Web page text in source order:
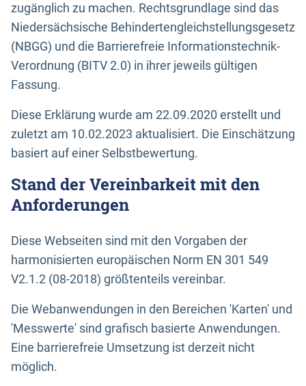
zugänglich zu machen. Rechtsgrundlage sind das
Niedersächsische Behindertengleichstellungsgesetz
(NBGG) und die Barrierefreie Informationstechnik-
Verordnung (BITV 2.0) in ihrer jeweils gültigen
Fassung.
Diese Erklärung wurde am 22.09.2020 erstellt und
zuletzt am 10.02.2023 aktualisiert. Die Einschätzung
basiert auf einer Selbstbewertung.
Stand der Vereinbarkeit mit den
Anforderungen
Diese Webseiten sind mit den Vorgaben der
harmonisierten europäischen Norm EN 301 549
V2.1.2 (08-2018) größtenteils vereinbar.
Die Webanwendungen in den Bereichen 'Karten' und
'Messwerte' sind grafisch basierte Anwendungen.
Eine barrierefreie Umsetzung ist derzeit nicht
möglich.